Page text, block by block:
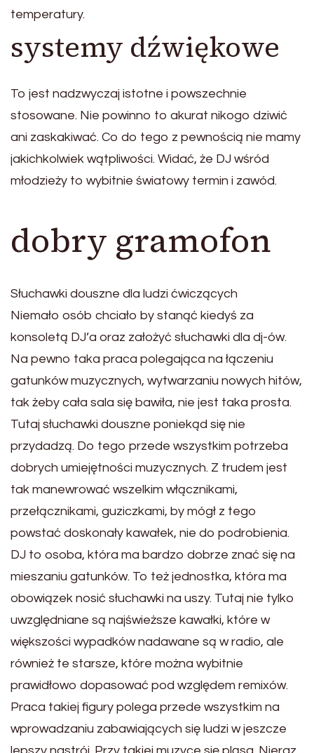
temperatury.
systemy dźwiękowe
To jest nadzwyczaj istotne i powszechnie
stosowane. Nie powinno to akurat nikogo dziwić
ani zaskakiwać. Co do tego z pewnością nie mamy
jakichkolwiek wątpliwości. Widać, że DJ wśród
młodzieży to wybitnie światowy termin i zawód.
dobry gramofon
Słuchawki douszne dla ludzi ćwiczących
Niemało osób chciało by stanąć kiedyś za
konsoletą DJ’a oraz założyć słuchawki dla dj-ów.
Na pewno taka praca polegająca na łączeniu
gatunków muzycznych, wytwarzaniu nowych hitów,
tak żeby cała sala się bawiła, nie jest taka prosta.
Tutaj słuchawki douszne poniekąd się nie
przydadzą. Do tego przede wszystkim potrzeba
dobrych umiejętności muzycznych. Z trudem jest
tak manewrować wszelkim włącznikami,
przełącznikami, guziczkami, by mógł z tego
powstać doskonały kawałek, nie do podrobienia.
DJ to osoba, która ma bardzo dobrze znać się na
mieszaniu gatunków. To też jednostka, która ma
obowiązek nosić słuchawki na uszy. Tutaj nie tylko
uwzględniane są najświeższe kawałki, które w
większości wypadków nadawane są w radio, ale
również te starsze, które można wybitnie
prawidłowo dopasować pod względem remixów.
Praca takiej figury polega przede wszystkim na
wprowadzaniu zabawiających się ludzi w jeszcze